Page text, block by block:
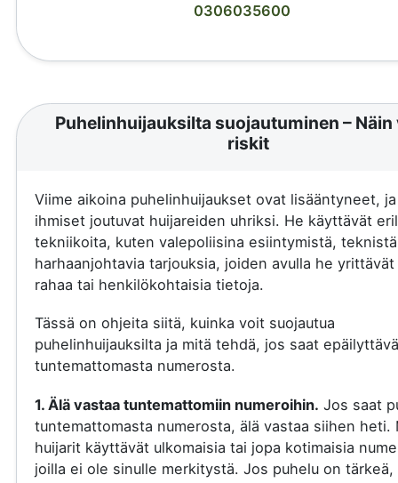
0306035600
Puhelinhuijauksilta suojautuminen – Näin
riskit
Viime aikoina puhelinhuijaukset ovat lisääntyneet,
ihmiset joutuvat huijareiden uhriksi. He käyttävät
tekniikoita, kuten valepoliisina esiintymistä,
harhaanjohtavia tarjouksia, joiden avulla he yrittävät
rahaa tai henkilökohtaisia tietoja.
Tässä on ohjeita siitä, kuinka voit suojautua
puhelinhuijauksilta ja mitä tehdä, jos saat
tuntemattomasta numerosta.
1. Älä vastaa tuntemattomiin numeroihin. Jos saat
tuntemattomasta numerosta, älä vastaa siihen heti.
huijarit käyttävät ulkomaisia tai jopa kotimaisia
joilla ei ole sinulle merkitystä. Jos puhelu on